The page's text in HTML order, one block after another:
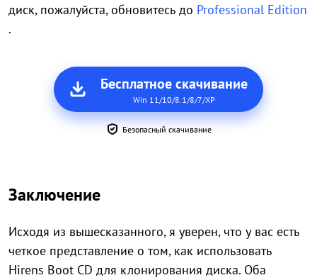
диск, пожалуйста, обновитесь до Professional Edition
.
Бесплатное скачивание
Win 11/10/8.1/8/7/XP
Безопасный скачивание
Заключение
Исходя из вышесказанного, я уверен, что у вас есть
четкое представление о том, как использовать
Hirens Boot CD для клонирования диска. Оба